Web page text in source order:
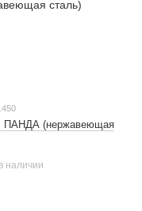
ПАНДА (нержавеющая
наличии